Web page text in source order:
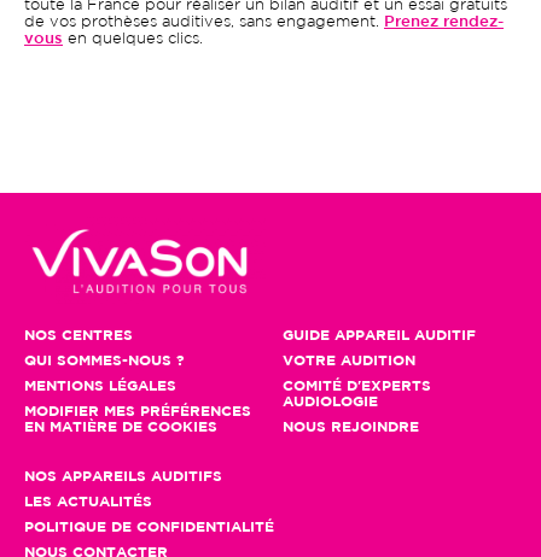
toute la France pour réaliser un bilan auditif et un essai gratuits
de vos prothèses auditives, sans engagement.
Prenez rendez-
vous en quelques clics.
NOS CENTRES
QUI SOMMES-NOUS ?
MENTIONS LÉGALES
MODIFIER MES PRÉFÉRENCES
EN MATIÈRE DE COOKIES
GUIDE APPAREIL AUDITIF
VOTRE AUDITION
COMITÉ D'EXPERTS
AUDIOLOGIE
NOUS REJOINDRE
NOS APPAREILS AUDITIFS
LES ACTUALITÉS
POLITIQUE DE CONFIDENTIALITÉ
NOUS CONTACTER